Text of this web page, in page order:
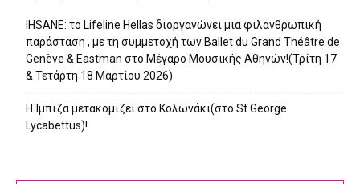
IHSANE: το Lifeline Hellas διοργανώνει μια φιλανθρωπική
παράσταση , με τη συμμετοχή των Ballet du Grand Théâtre de
Genève & Eastman στο Μέγαρο Μουσικής Αθηνών!(Τρίτη 17
& Τετάρτη 18 Μαρτίου 2026)
Η Ίμπιζα μετακομίζει στο Κολωνάκι(στο St.George
Lycabettus)!